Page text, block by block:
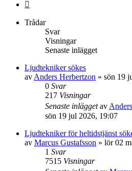
Trådar
Svar
Visningar
Senaste inlägget
Ljudtekniker sökes
av Anders Herbertzon » sön 19
0 Svar
217 Visningar
Senaste inläggetav
sön 19 jul 2026, 19:07
Ljudtekniker för heltidstjänst
av Marcus Gustafsson » lör 02
1 Svar
7515 Visningar